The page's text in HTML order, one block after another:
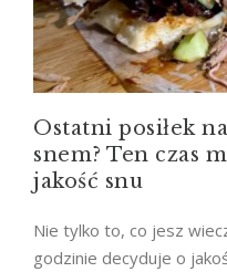
Ostatni posiłek
snem? Ten czas
jakość snu
Nie tylko to, co jesz
godzinie decyduje o